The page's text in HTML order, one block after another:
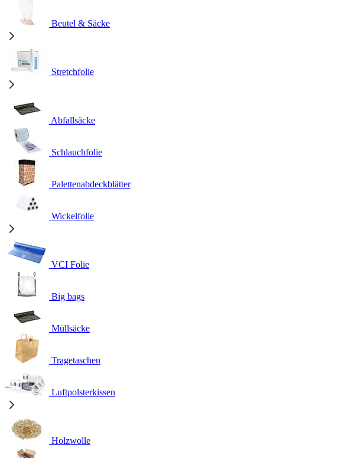
Beutel & Säcke
Stretchfolie
Abfallsäcke
Schlauchfolie
Palettenabdeckblätter
Wickelfolie
VCI Folie
Big bags
Müllsäcke
Tragetaschen
Luftpolsterkissen
Holzwolle